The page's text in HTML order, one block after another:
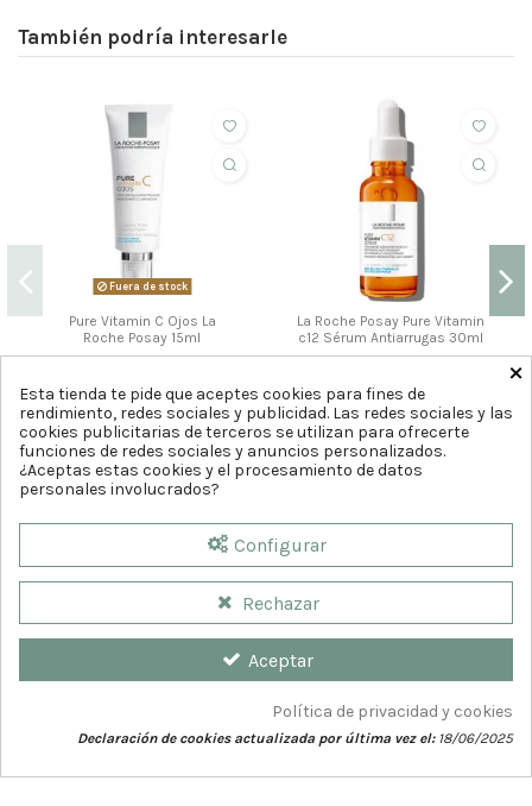
También podría interesarle
Fuera de stock
Pure Vitamin C Ojos La
Roche Posay 15ml
Ver
La Roche Posay Pure Vitamin
c12 Sérum Antiarrugas 30ml
Comprar
×
Esta tienda te pide que aceptes cookies para fines de
rendimiento, redes sociales y publicidad. Las redes sociales y las
cookies publicitarias de terceros se utilizan para ofrecerte
funciones de redes sociales y anuncios personalizados.
¿Aceptas estas cookies y el procesamiento de datos
personales involucrados?
Configurar
Rechazar
Aceptar
Política de privacidad y cookies
Declaración de cookies actualizada por última vez el:18/06/2025